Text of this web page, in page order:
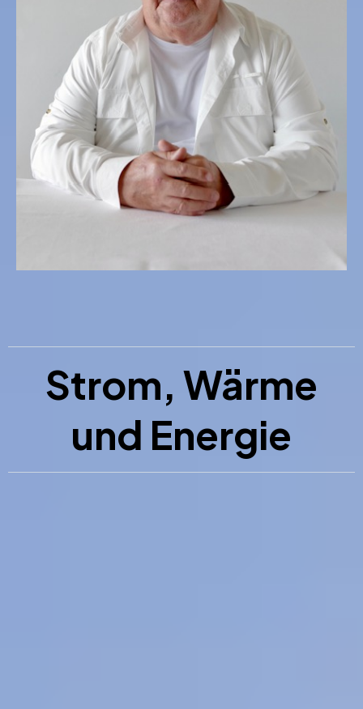
Strom, Wärme
und Energie